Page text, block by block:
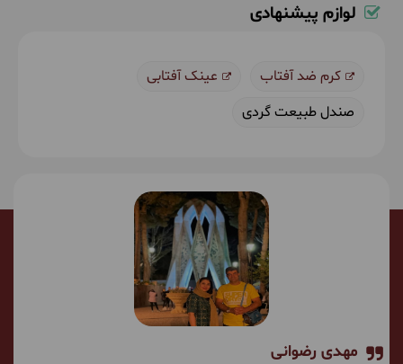
لوازم پیشنهادی
کرم ضد آفتاب
عینک آفتابی
صندل طبیعت گردی
مهدی رضوانی